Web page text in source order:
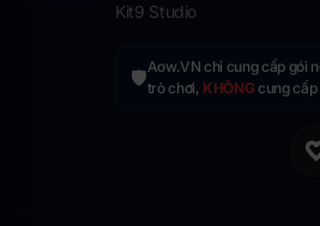
Kit9 Studio
🛡️Aow.VN chỉ cung cấp gói
trò chơi, KHÔNGcung cấp